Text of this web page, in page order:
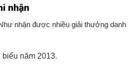
nhận
nhận được nhiều giải thưởng danh
biểu năm 2013.